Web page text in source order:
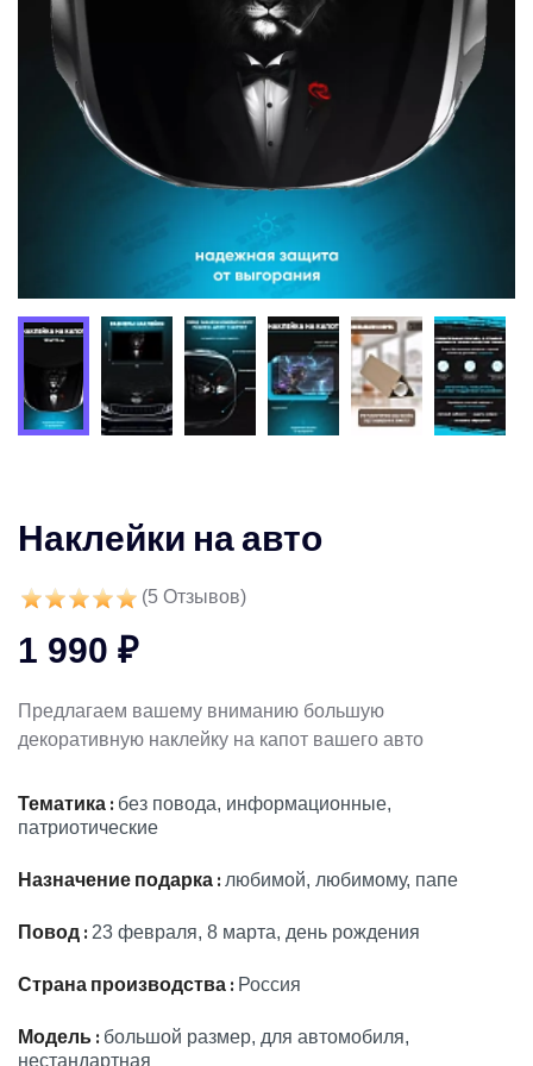
Наклейки на авто
(5 Отзывов)
1 990 ₽
Предлагаем вашему вниманию большую
декоративную наклейку на капот вашего авто
Тематика : без повода, информационные,
патриотические
Назначение подарка : любимой, любимому, папе
Повод : 23 февраля, 8 марта, день рождения
Страна производства : Россия
Модель : большой размер, для автомобиля,
нестандартная